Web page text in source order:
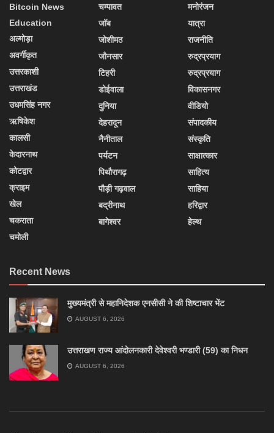
Bitcoin News
Education
अल्मोड़ा
अवर्गीकृत
उत्तरकाशी
उत्तराखंड
उधमसिंह नगर
ऋषिकेश
कालसी
केदारनाथ
कोटद्वार
क्राइम
खेल
चकराता
चमोली
चम्पावत
जॉब
जोशीमठ
जौनसार
टिहरी
डोईवाला
दुनिया
देहरादून
नैनीताल
पर्यटन
पिथौरागढ़
पौड़ी गढ़वाल
बद्रीनाथ
बागेश्वर
मनोरंजन
यात्रा
राजनीति
रुद्रप्रयाग
रुद्रप्रयाग
विकासनगर
वीडियो
संपादकीय
संस्कृति
साक्षात्कार
साहित्य
साहिया
हरिद्वार
हेल्थ
Recent News
मुख्यमंत्री से महानिदेशक एनसीसी ने की शिष्टाचार भेंट
AUGUST 6, 2026
उत्तराखण राज्य आंदोलनकारी देवेश्वरी भण्डारी (59) का निधन
AUGUST 6, 2026